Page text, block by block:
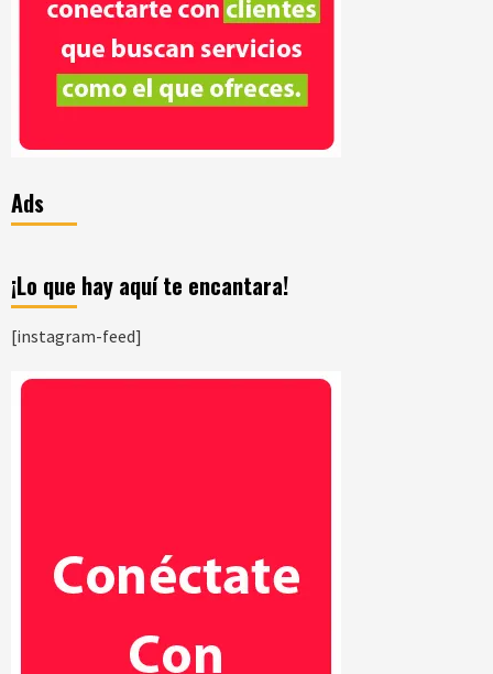
Ads
¡Lo que hay aquí te encantara!
[instagram-feed]